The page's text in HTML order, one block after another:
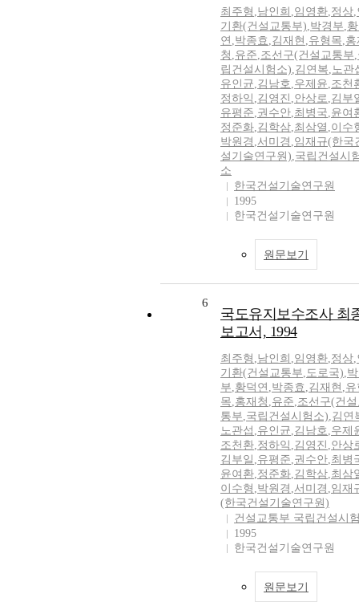
최주형 ,남인희 ,임영환,정상,
기환(건설교통부),박경부,
연 ,박종효 ,김재현 ,유형목,홍
청 ,유준,조선구(건설교통부,
립건설시험소),김연복,노관
유인균,김남호,우제윤,조천
정하익 ,김영진 ,안상로,김부
유평준,권수안,최병국,윤여
정준화,김학삼,최삼열 ,이수
박원경 ,서미경 ,임재규(한국
설기술연구원),국립건설시
소
한국건설기술연구원
1995
한국건설기술연구원
원문보기
6
국도유지보수조사 최
보고서, 1994
최주형 ,남인희 ,임영환,정상,
기환(건설교통부,도로국),
부,황덕연 ,박종효 ,김재현 ,유
목,홍재청 ,유준,조선구(건
통부,국립건설시험소),김연
노관섭 ,유인균,김남호,우제
조천환,정하익 ,김영진 ,안상
김부일 ,유평준,권수안,최병
윤여환,정준화,김학삼,최삼
이수형 ,박원경 ,서미경 ,임재
(한국건설기술연구원)
건설교통부 국립건설시
1995
한국건설기술연구원
원문보기